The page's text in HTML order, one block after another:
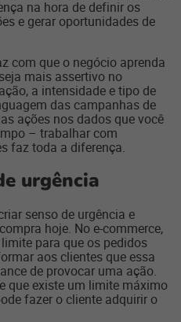
na hora de definir os
e gerar oportunidades de
com que o negócio aprenda
mais assertivo no
a intensidade e tipo de
das campanhas de
ações nos dados que você
– trabalhar com
faz toda a diferença.
urgência
senso de urgência e
hoje. No e-commerce,
para que os pedidos
aos clientes que essa
de provocar uma ação.
que existe um limite máximo
fazer o cliente adquirir o